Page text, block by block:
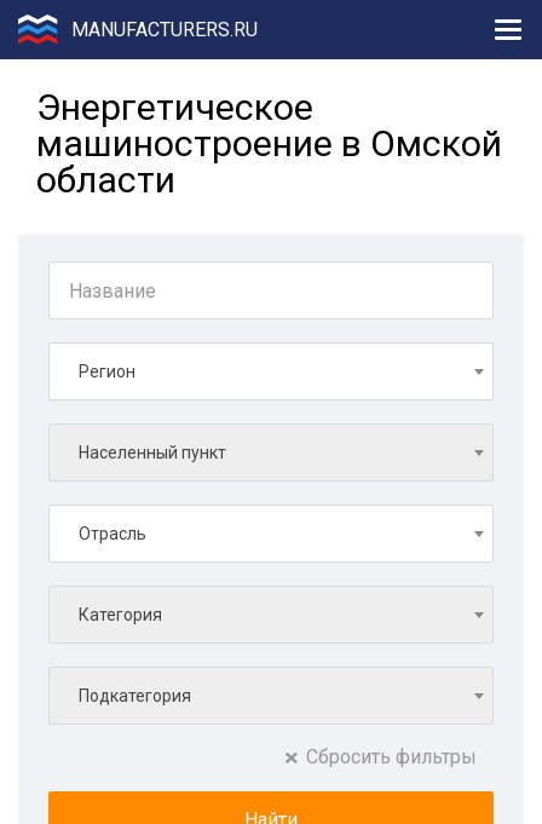
MANUFACTURERS.RU
Энергетическое
машиностроение в Омской
области
Регион
Населенный пункт
Отрасль
Категория
Подкатегория
Сбросить фильтры